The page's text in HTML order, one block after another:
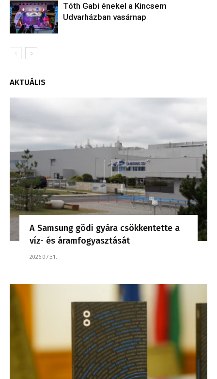
Tóth Gabi énekel a Kincsem
Udvarházban vasárnap
AKTUÁLIS
A Samsung gödi gyára csökkentette a
víz- és áramfogyasztását
2026.07.31.